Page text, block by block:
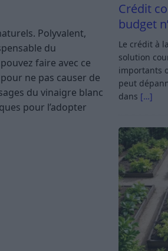
Polyvalent,
du
faire avec ce
ne pas causer de
du vinaigre blanc
pour l’adopter
Crédit
budget
Le crédit à
solution
importants
peut
dans […]